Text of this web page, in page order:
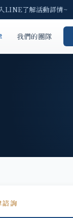
了解活動詳情~
我們的團隊
諮詢